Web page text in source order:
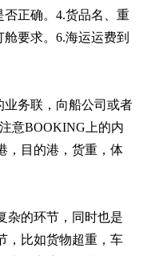
否正确。4.货品名、重
要求。6.海运运费到
务联，向船公司或者
意BOOKING上的内
，目的港，货重，体
杂的环节，同时也是
，比如货物超重，车